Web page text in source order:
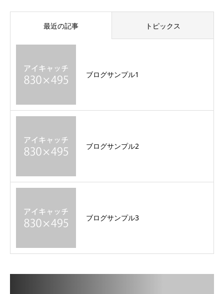
最近の記事 トピックス
ブログサンプル1
ブログサンプル2
ブログサンプル3